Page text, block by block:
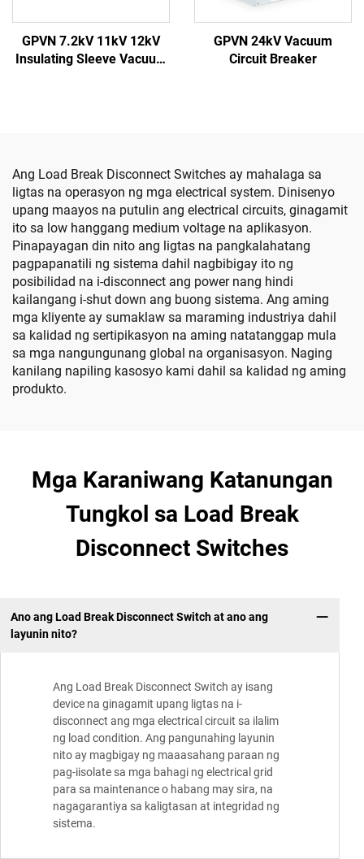
GPVN 7.2kV 11kV 12kV
Insulating Sleeve Vacuum
GPVN 24kV Vacuum
Circuit Breaker
Ang Load Break Disconnect Switches ay mahalaga sa
ligtas na operasyon ng mga electrical system. Dinisenyo
upang maayos na putulin ang electrical circuits, ginagamit
ito sa low hanggang medium voltage na aplikasyon.
Pinapayagan din nito ang ligtas na pangkalahatang
pagpapanatili ng sistema dahil nagbibigay ito ng
posibilidad na i-disconnect ang power nang hindi
kailangang i-shut down ang buong sistema. Ang aming
mga kliyente ay sumaklaw sa maraming industriya dahil
sa kalidad ng sertipikasyon na aming natatanggap mula
sa mga nangungunang global na organisasyon. Naging
kanilang napiling kasosyo kami dahil sa kalidad ng aming
produkto.
Mga Karaniwang Katanungan
Tungkol sa Load Break
Disconnect Switches
Ano ang Load Break Disconnect Switch at ano ang
layunin nito?
Ang Load Break Disconnect Switch ay isang
device na ginagamit upang ligtas na i-
disconnect ang mga electrical circuit sa ilalim
ng load condition. Ang pangunahing layunin
nito ay magbigay ng maaasahang paraan ng
pag-iisolate sa mga bahagi ng electrical grid
para sa maintenance o habang may sira, na
nagagarantiya sa kaligtasan at integridad ng
sistema.